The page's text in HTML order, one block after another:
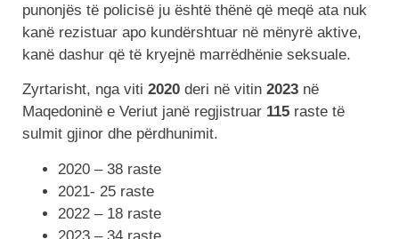
punonjës të policisë ju është thënë që meqë ata nuk
kanë rezistuar apo kundërshtuar në mënyrë aktive,
kanë dashur që të kryejnë marrëdhënie seksuale.
Zyrtarisht, nga viti 2020 deri në vitin 2023 në
Maqedoninë e Veriut janë regjistruar 115 raste të
sulmit gjinor dhe përdhunimit.
2020 – 38 raste
2021- 25 raste
2022 – 18 raste
2023 – 34 raste